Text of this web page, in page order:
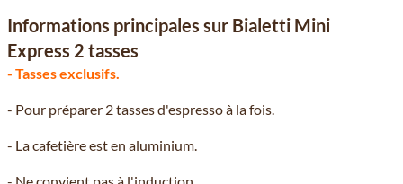
Informations principales sur Bialetti Mini
Express 2 tasses
- Tasses exclusifs.
- Pour préparer 2 tasses d'espresso à la fois.
- La cafetière est en aluminium.